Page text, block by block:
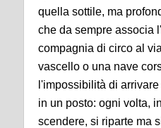
quella sottile, ma
che da sempre associa
compagnia di circo al
vascello o una nave
l'impossibilità di
in un posto: ogni volta,
scendere, si riparte ma